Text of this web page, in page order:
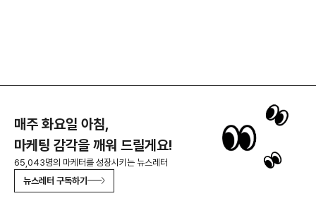
매주 화요일 아침,
마케팅 감각을 깨워 드릴게요!
65,043명의 마케터를 성장시키는 뉴스레터
뉴스레터 구독하기